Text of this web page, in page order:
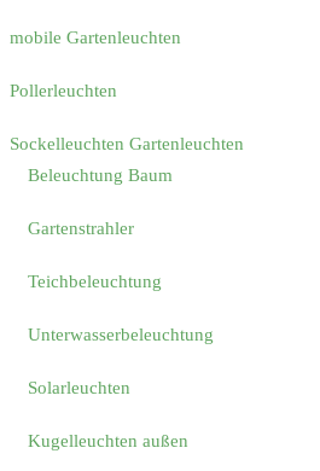
mobile Gartenleuchten
Pollerleuchten
Sockelleuchten Gartenleuchten
Beleuchtung Baum
Gartenstrahler
Teichbeleuchtung
Unterwasserbeleuchtung
Solarleuchten
Kugelleuchten außen